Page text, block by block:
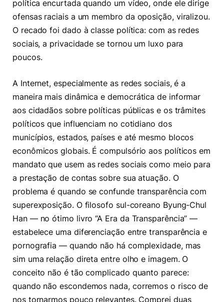
política encurtada quando um vídeo, onde ele dirige
ofensas raciais a um membro da oposição, viralizou.
O recado foi dado à classe política: com as redes
sociais, a privacidade se tornou um luxo para
poucos.
A Internet, especialmente as redes sociais, é a
maneira mais dinâmica e democrática de informar
aos cidadãos sobre políticas públicas e os trâmites
políticos que influenciam no cotidiano dos
municípios, estados, países e até mesmo blocos
econômicos globais. É compulsório aos políticos em
mandato que usem as redes sociais como meio para
a prestação de contas sobre sua atuação. O
problema é quando se confunde transparência com
superexposição. O filosofo sul-coreano Byung-Chul
Han — no ótimo livro “A Era da Transparência” —
estabelece uma diferenciação entre transparência e
pornografia — quando não há complexidade, mas
sim uma relação direta entre olho e imagem. O
conceito não é tão complicado quanto parece:
quando não escondemos nada, corremos o risco de
nos tornarmos pouco relevantes. Comprei duas